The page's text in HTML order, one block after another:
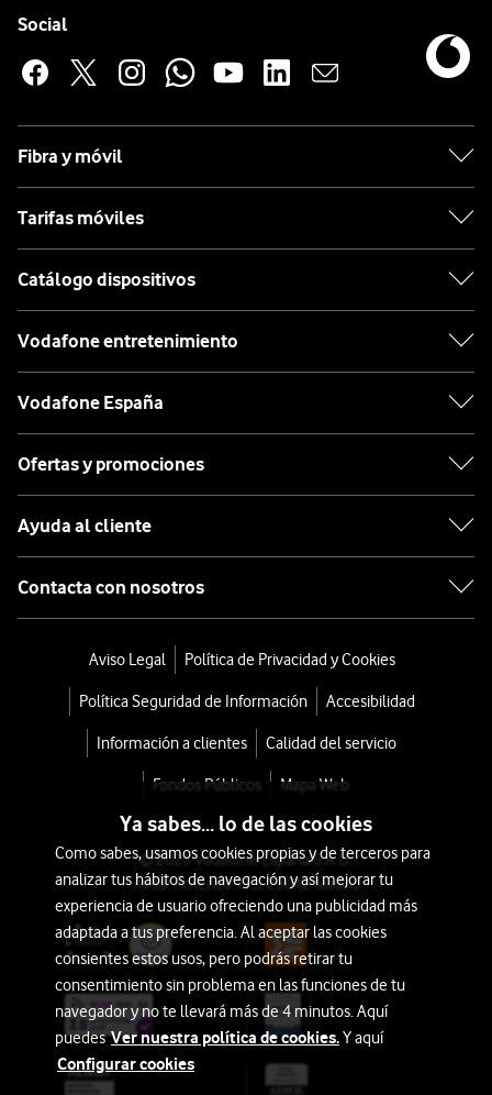
Social
Fibra y móvil
Tarifas móviles
Catálogo dispositivos
Vodafone entretenimiento
Vodafone España
Ofertas y promociones
Ayuda al cliente
Contacta con nosotros
Aviso Legal Política de Privacidad y Cookies
Política Seguridad de Información Accesibilidad
Información a clientes Calidad del servicio
Fondos Públicos Mapa Web
© 2026 Vodafone España S.A.U.
Avda. América 115, 28042 Madrid
Ya sabes... lo de las cookies
Como sabes, usamos cookies propias y de terceros para
analizar tus hábitos de navegación y así mejorar tu
experiencia de usuario ofreciendo una publicidad más
adaptada a tus preferencia. Al aceptar las cookies
consientes estos usos, pero podrás retirar tu
consentimiento sin problema en las funciones de tu
navegador y no te llevará más de 4 minutos. Aquí
puedesVer nuestra política de cookies.Y aquí
Configurar cookies